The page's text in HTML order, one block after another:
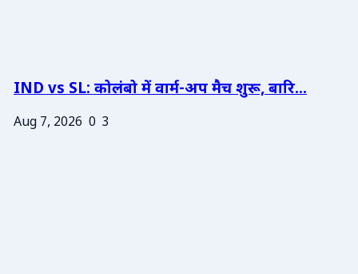
IND vs SL: कोलंबो में वार्म-अप मैच शुरू, बारि...
Aug 7, 2026 0 3